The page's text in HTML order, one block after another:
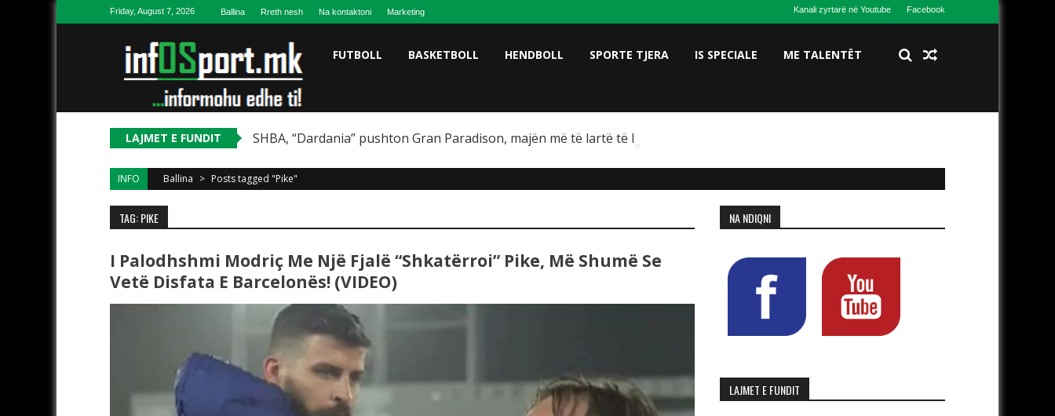
Skip to contentFriday, August 7, 2026 Ballina Rreth nesh Na kontaktoni Marketing Kanali zyrtarë në Youtube Facebook
FUTBOLL BASKETBOLL HENDBOLL SPORTE TJERA IS SPECIALE ME TALENTËT
LAJMET E FUNDIT SHBA, “Dardania” pushton Gran Paradison, majën më të lartë të Italisë
INFO Ballina > Posts tagged "Pike"
TAG: PIKE
I Palodhshmi Modriç Me Një Fjalë “shkatërroi” Pike, Më Shumë Se
Vetë Disfata E Barcelonës! (VIDEO)
NA NDIQNI
LAJMET E FUNDIT